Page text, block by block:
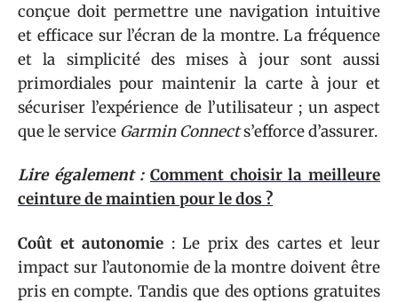
conçue doit permettre une navigation intuitive
et efficace sur l’écran de la montre. La fréquence
et la simplicité des mises à jour sont aussi
primordiales pour maintenir la carte à jour et
sécuriser l’expérience de l’utilisateur ; un aspect
que le service Garmin Connects’efforce d’assurer.
Lire également : Comment choisir la meilleure
ceinture de maintien pour le dos ?
Coût et autonomie : Le prix des cartes et leur
impact sur l’autonomie de la montre doivent être
pris en compte. Tandis que des options gratuites